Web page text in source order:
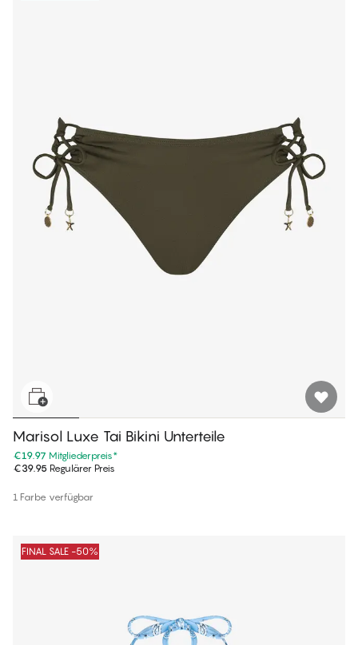
Marisol Luxe Tai Bikini Unterteile
€19.97 Mitgliederpreis*
€39.95 Regulärer Preis
1 Farbe verfügbar
FINAL SALE -50%